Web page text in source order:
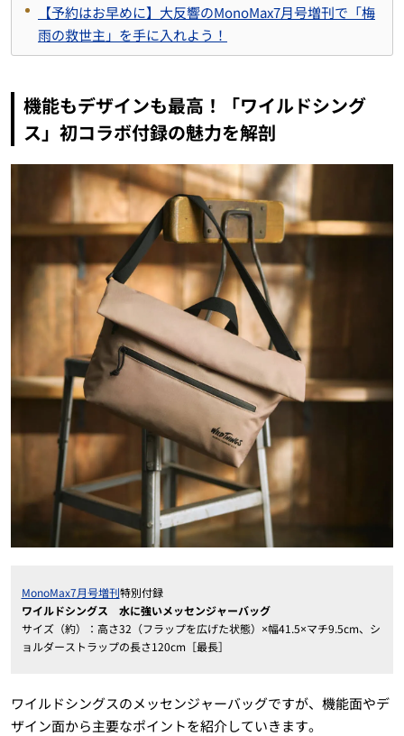
【予約はお早めに】大反響のMonoMax7月号増刊で「梅
雨の救世主」を手に入れよう！
機能もデザインも最高！「ワイルドシング
ス」初コラボ付録の魅力を解剖
MonoMax7月号増刊特別付録
ワイルドシングス 水に強いメッセンジャーバッグ
サイズ（約）：高さ32（フラップを広げた状態）×幅41.5×マチ9.5cm、シ
ョルダーストラップの長さ120cm［最長］
ワイルドシングスのメッセンジャーバッグですが、機能面やデ
ザイン面から主要なポイントを紹介していきます。